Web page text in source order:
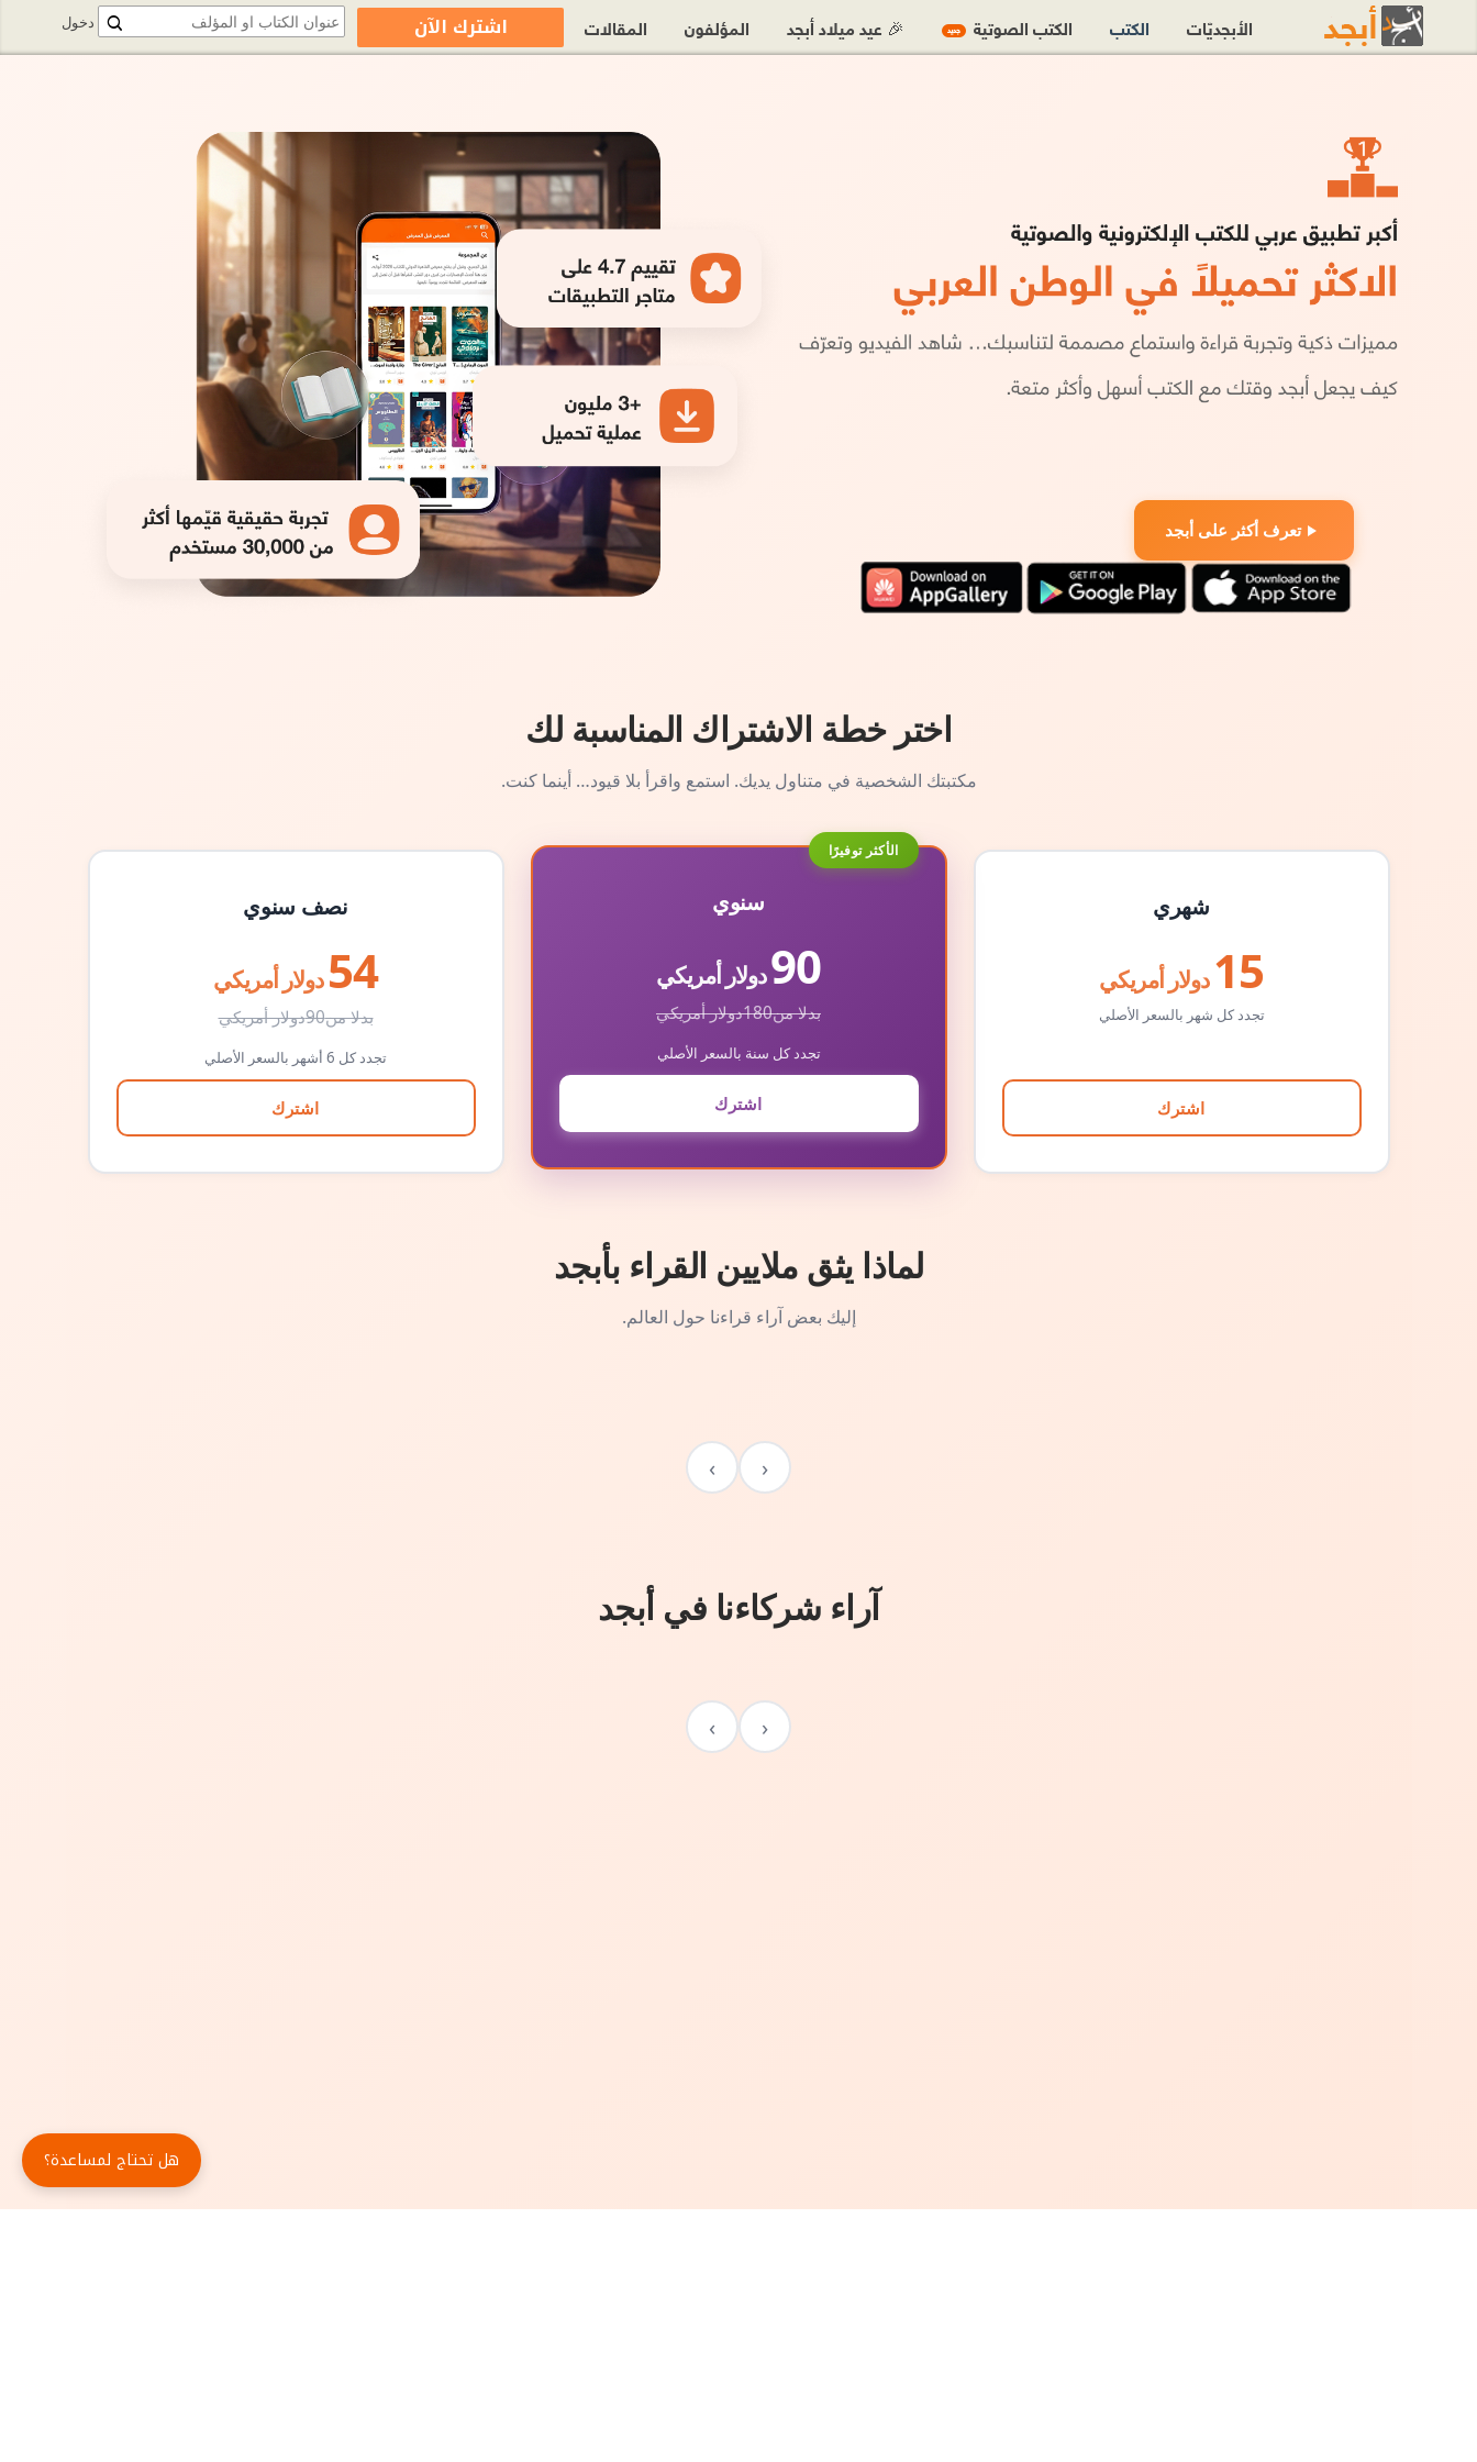
تعرف أكثر على أبجد
اختر خطة الاشتراك المناسبة لك
مكتبتك الشخصية في متناول يديك. استمع واقرأ بلا قيود… أينما كنت.
شهري
15 دولار أمريكي
تجدد كل شهر بالسعر الأصلي
اشترك
الأكثر توفيرًا
سنوي
90دولار أمريكي
بدلا من180دولار أمريكي
تجدد كل سنة بالسعر الأصلي
اشترك
نصف سنوي
54 دولار أمريكي
بدلا من90دولار أمريكي
تجدد كل 6 أشهر بالسعر الأصلي
اشترك
لماذا يثق ملايين القراء بأبجد
إليك بعض آراء قراءنا حول العالم.
‹
›
آراء شركاءنا في أبجد
‹
›
دخول الأبجديّات الكتب الكتب الصوتية جديد 🎉 عيد ميلاد أبجد المؤلفون المقالات اشترك الآن
هل تحتاج لمساعدة؟